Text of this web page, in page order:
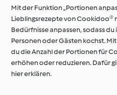
Mit der Funktion „Portionen
Lieblingsrezepte von Cookidoo®
Bedürfnisse anpassen, sodass
Personen oder Gästen kochst.
du die Anzahl der Portionen für
erhöhen oder reduzieren. Dafür
hier erklären.